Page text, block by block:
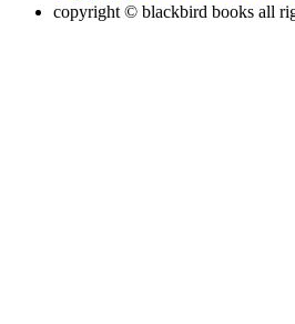
copyright © blackbird books all